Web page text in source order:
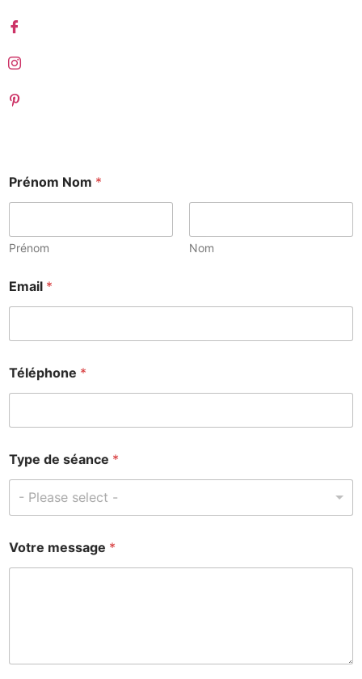
Prénom Nom *
Prénom Nom
Email *
Téléphone *
Type de séance *
- Please select -
Votre message *